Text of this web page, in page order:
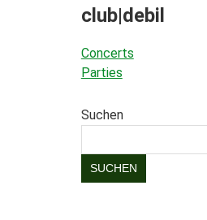
club|debil
Concerts
Parties
Suchen
SUCHEN